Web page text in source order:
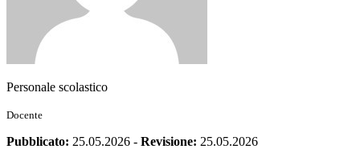
Personale scolastico
Docente
Pubblicato: 25.05.2026 - Revisione: 25.05.2026